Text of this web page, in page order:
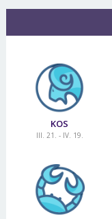
KOS
III. 21. - IV. 19.